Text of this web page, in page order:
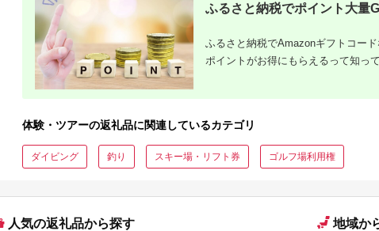
ふるさと納税でポイント大量
ふるさと納税でAmazonギフトコー
ポイントがお得にもらえるって知っ
体験・ツアーの返礼品に関連しているカテゴリ
ダイビング 釣り スキー場・リフト券 ゴルフ場利用権
人気の返礼品から探す 地域か